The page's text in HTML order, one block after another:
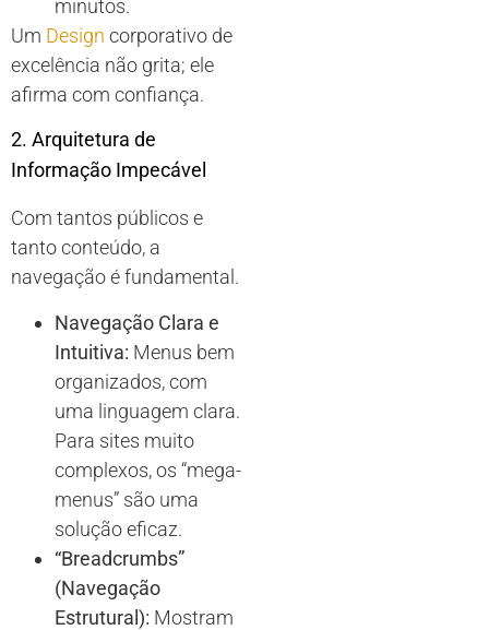
minutos.
Um Design corporativo de
excelência não grita; ele
afirma com confiança.
2. Arquitetura de
Informação Impecável
Com tantos públicos e
tanto conteúdo, a
navegação é fundamental.
Navegação Clara e
Intuitiva: Menus bem
organizados, com
uma linguagem clara.
Para sites muito
complexos, os “mega-
menus” são uma
solução eficaz.
“Breadcrumbs”
(Navegação
Estrutural): Mostram